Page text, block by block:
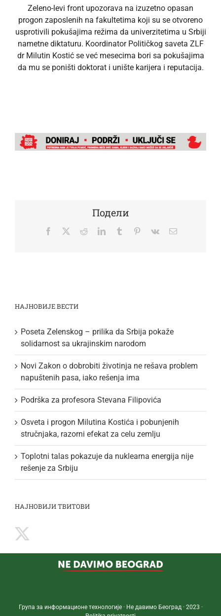
Zeleno-levi front upozorava na izuzetno opasan
progon zaposlenih na fakultetima koji su se otvoreno
usprotivili pokušajima režima da univerzitetima u Srbiji
nametne diktaturu. Koordinator Političkog saveta ZLF
dr Milutin Kostić se već mesecima bori sa pokušajima
da mu se poništi doktorat i unište karijera i reputacija.
Подели
Facebook
TwitterRedditLinkedInTumblr Pinterest
Vk Email
НАЈНОВИЈЕ ВЕСТИ
Poseta Zelenskog – prilika da Srbija pokaže
solidarnost sa ukrajinskim narodom
Novi Zakon o dobrobiti životinja ne rešava problem
napuštenih pasa, iako rešenja ima
Podrška za profesora Stevana Filipovića
Osveta i progon Milutina Kostića i pobunjenih
stručnjaka, razorni efekat za celu zemlju
Toplotni talas pokazuje da nuklearna energija nije
rešenje za Srbiju
НАЈНОВИЈИ ТВИТОВИ
Група за информационе технологије · Не давимо Београд · 2023 ·